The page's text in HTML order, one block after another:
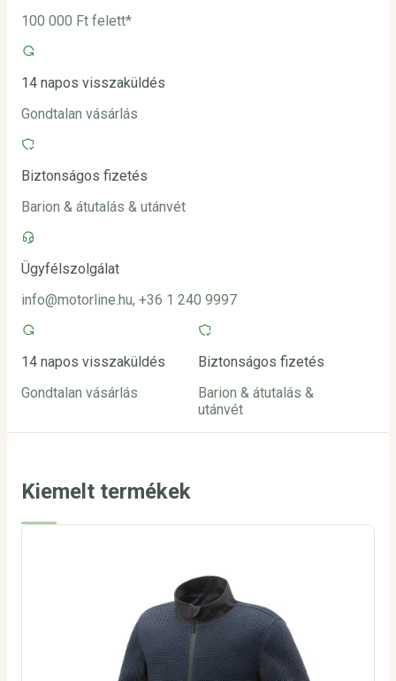
100 000 Ft felett*
14 napos visszaküldés
Gondtalan vásárlás
Biztonságos fizetés
Barion & átutalás & utánvét
Ügyfélszolgálat
info@motorline.hu, +36 1 240 9997
14 napos visszaküldés
Gondtalan vásárlás
Biztonságos fizetés
Barion & átutalás &
utánvét
Kiemelt termékek